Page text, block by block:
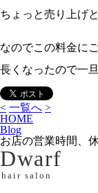
ちょっと売り上げ
なのでこの料金に
長くなったので一
< 一覧へ >
HOME
Blog
お店の営業時間、
Dwarf
hair salon